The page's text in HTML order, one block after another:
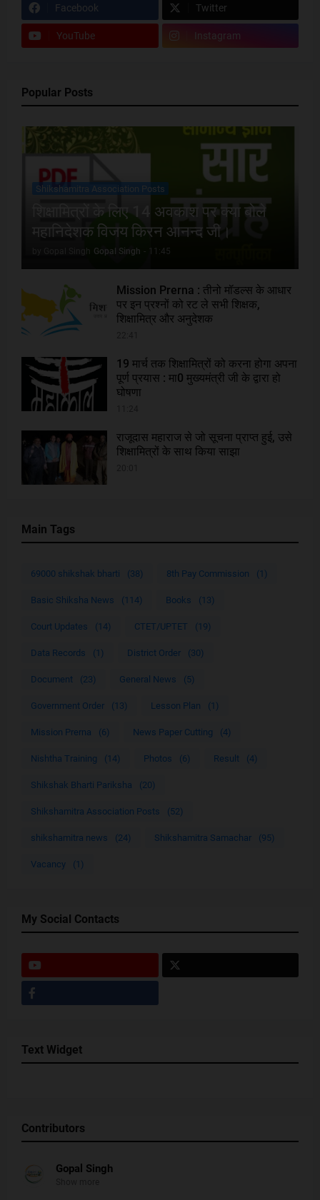
Facebook Twitter
YouTube Instagram
Popular Posts
Shikshamitra Association Posts
शिक्षामित्रों के लिए 14 अवकाश पर क्या बोले
महानिदेशक विजय किरन आनन्द जी।
by Gopal Singh Gopal Singh - 11:45
Mission Prerna : तीनो मॉडल्स के आधार
पर इन प्रश्नों को रट ले सभी शिक्षक,
शिक्षामित्र और अनुदेशक
19 मार्च तक शिक्षामित्रों को करना होगा अपना
पूर्ण प्रयास : मा0 मुख्यमंत्री जी के द्वारा हो
घोषणा
राजूदास महाराज से जो सूचना प्राप्त हुई, उसे
शिक्षामित्रों के साथ किया साझा
Main Tags
69000 shikshak bharti (38) 8th Pay Commission (1)
Basic Shiksha News (114) Books (13)
Court Updates (14) CTET/UPTET (19)
Data Records (1) District Order (30)
Document (23) General News (5)
Government Order (13) Lesson Plan (1)
Mission Prerna (6) News Paper Cutting (4)
Nishtha Training (14) Photos (6) Result (4)
Shikshak Bharti Pariksha (20)
Shikshamitra Association Posts (52)
shikshamitra news (24) Shikshamitra Samachar (95)
Vacancy (1)
My Social Contacts
Text Widget
Contributors
Gopal Singh